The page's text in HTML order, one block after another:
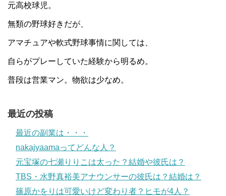
元高校球児。
無類の野球好きだが、
アマチュアや軟式野球事情に関しては、
自らがプレーしていた経験から明るめ。
普段は営業マン。物欲は少なめ。
最近の投稿
最近の副業は・・・
nakajyaamaってどんな人？
元宝塚の七瀬りりこは太った？結婚や彼氏は？
TBS・水野真裕美アナウンサーの彼氏は？結婚は？
篠原かをりは可愛いけど変わり者？ヒモが4人？